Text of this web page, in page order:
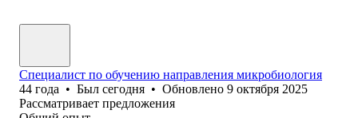
Специалист по обучению направления микробиология
44 года • Был сегодня • Обновлено 9 октября 2025
Рассматривает предложения